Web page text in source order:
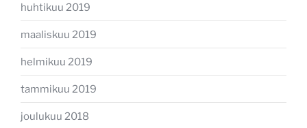
huhtikuu 2019
maaliskuu 2019
helmikuu 2019
tammikuu 2019
joulukuu 2018